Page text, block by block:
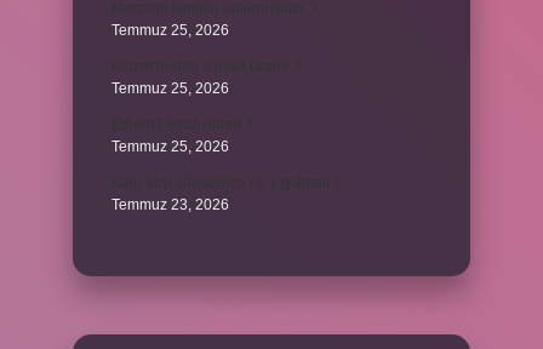
Temmuz 25, 2026
Temmuz 25, 2026
Temmuz 25, 2026
Temmuz 23, 2026